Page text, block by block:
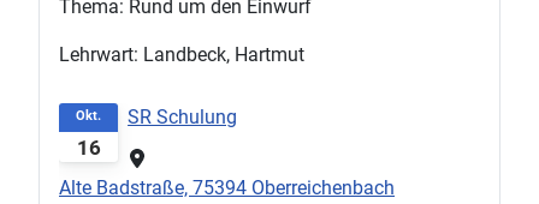
Thema: Rund um den Einwurf
Lehrwart: Landbeck, Hartmut
16
Okt. SR Schulung
Alte Badstraße, 75394 Oberreichenbach